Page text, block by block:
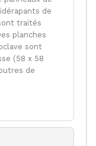
de
traités
planches
sont
(58 x 58
de